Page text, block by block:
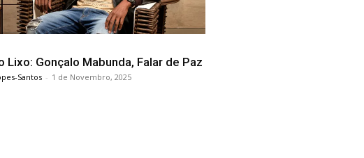
Lixo: Gonçalo Mabunda, Falar de Paz
Santos - 1 de Novembro, 2025